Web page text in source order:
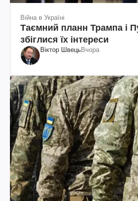
Війна в Україні
Таємний планн Трампа і
збіглися їх інтереси
Віктор ШвецьВчора